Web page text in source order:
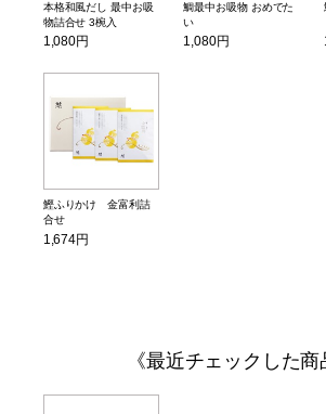
本格和風だし 最中お吸
物詰合せ 3椀入
1,080円
鯛最中お吸物 おめでた
い
1,080円
鰹ふりかけ 金富利詰
合せ
1,674円
最近チェックした商